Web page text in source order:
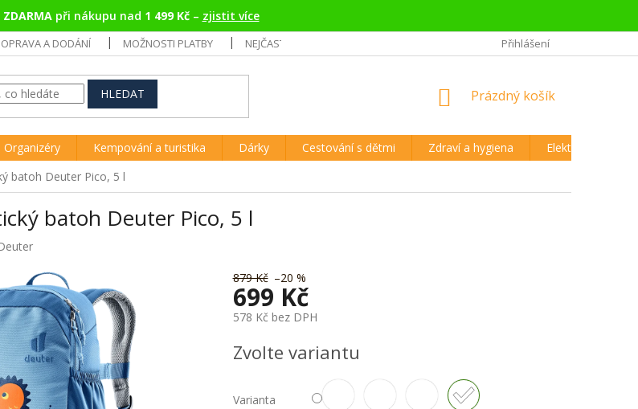
při nákupu nad 1 499 Kč– zjistit více
A DODÁNÍ MOŽNOSTI PLATBY NEJČASTĚJŠÍ OTÁZKY CESTOVATELŮ REKLAMAČNÍ ŘÁD A VRÁCENÍ ZBOŽÍ
Přihlášení
HLEDAT
NÁKUPNÍ
Prázdný košík
Organizéry Kempování a turistika Dárky Cestování s dětmi Zdraví a hygiena Elektronika
batoh Deuter Pico, 5 l
batoh Deuter Pico, 5 l
879 Kč –20 %
699 Kč
578 Kč bez DPH
cena:
Zvolte variantu
Varianta